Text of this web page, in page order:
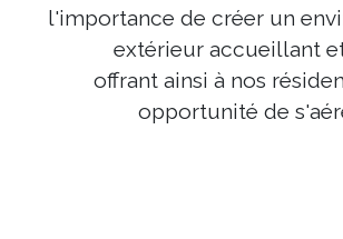
l'importance de créer un
extérieur accueillant
offrant ainsi à nos
opportunité de